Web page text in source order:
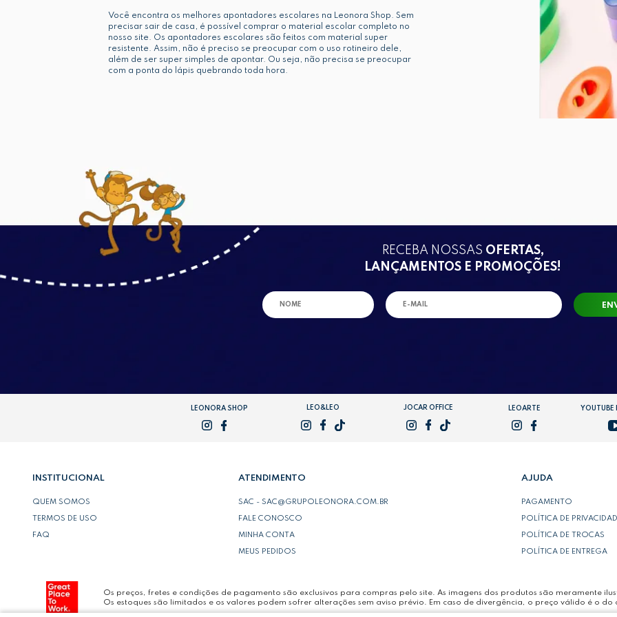
Você encontra os melhores apontadores escolares na Leonora Shop. Sem
precisar sair de casa, é possível comprar o material escolar completo no
nosso site. Os apontadores escolares são feitos com material super
resistente. Assim, não é preciso se preocupar com o uso rotineiro dele,
além de ser super simples de apontar. Ou seja, não precisa se preocupar
com a ponta do lápis quebrando toda hora.
RECEBA NOSSAS OFERTAS,
LANÇAMENTOS E PROMOÇÕES!
LEONORA SHOP LEO&LEO JOCAR OFFICE LEOARTE YOUTUBE
INSTITUCIONAL
QUEM SOMOS
TERMOS DE USO
FAQ
ATENDIMENTO
SAC - SAC@GRUPOLEONORA.COM.BR
FALE CONOSCO
MINHA CONTA
MEUS PEDIDOS
AJUDA
PAGAMENTO
POLÍTICA DE
POLÍTICA DE TROCAS
POLÍTICA DE ENTREGA
Os preços, fretes e condições de pagamento são exclusivos para compras pelo site. As imagens dos produtos são meramente
Os estoques são limitados e os valores podem sofrer alterações sem aviso prévio. Em caso de divergência, o preço válido é o do